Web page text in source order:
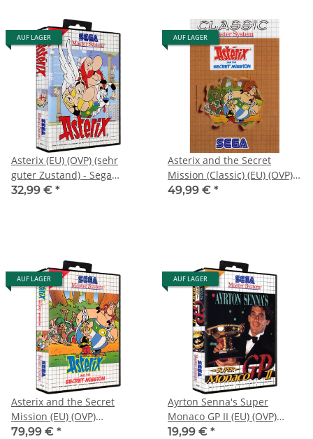
AUF LAGER
Asterix (EU) (OVP) (sehr
guter Zustand) - Sega
Master System
32,99 € *
AUF LAGER
Asterix and the Secret
Mission (Classic) (EU) (OVP)
(sehr guter Zustand) - Sega
49,99 € *
AUF LAGER
Asterix and the Secret
Mission (EU) (OVP)
(neuwertiger
79,99 € *
AUF LAGER
Ayrton Senna's Super
Monaco GP II (EU) (OVP)
(sehr guter Zustand) - Sega
19,99 € *